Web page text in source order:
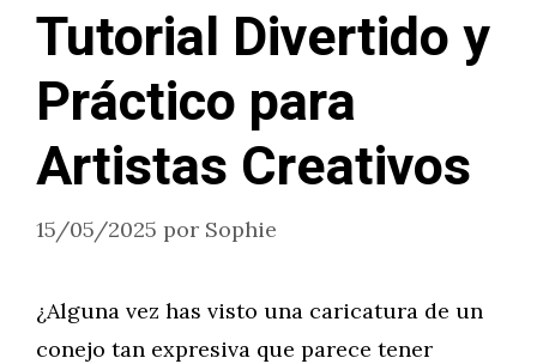
Tutorial Divertido y
Práctico para
Artistas Creativos
15/05/2025 por Sophie
¿Alguna vez has visto una caricatura de un
conejo tan expresiva que parece tener